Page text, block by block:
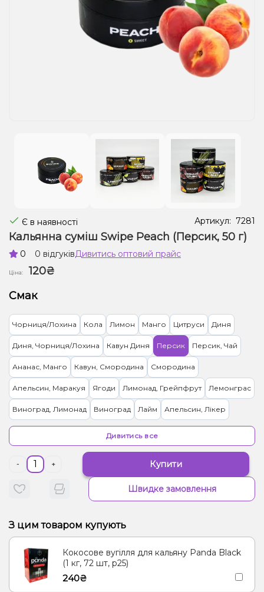
Рідини для електронних сигарет
Подарункові набори
Є в наявності Артикул: 7281
Кальянна суміш Swipe Peach (Персик, 50 г)
0 0 відгуківДивитись оптовий прайс
Ціна:
120₴
Смак
Чорниця/Лохина Кола Лимон Манго Цитруси Диня
Диня, Чорниця/Лохина Кавун Диня Персик Персик, Чай
Ананас, Манго Кавун, Смородина Смородина
Апельсин, Маракуя Ягоди Лимонад, Грейпфрут Лемонграс
Виноград, Лимонад Виноград Лайм Апельсин, Лікер
Ялинка Вівсянка/Пластівці
Жуйка (фруктова)
Малина Банан, Желе Цукерки, Мультифрукт
Енергетик Яблуко Кокос, Молоко Морозиво, Ягоди
Лід/Холодок Кориця Груша/Дюшес Полуниця, Молоко
Згущене молоко Апельсин, Манго, М'ята
Дивитись все
- + Купити
Швидке замовлення
З цим товаром купують
Кокосове вугілля для кальяну Panda Black
(1 кг, 72 шт, р25)
240₴